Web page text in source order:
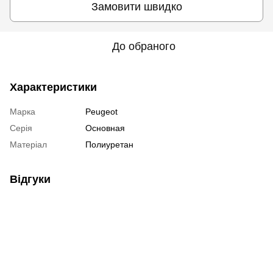
Замовити швидко
До обраного
Характеристики
Марка
Peugeot
Серія
Основная
Матеріал
Полиуретан
Відгуки